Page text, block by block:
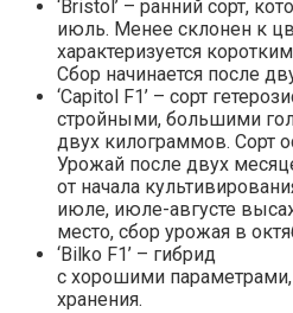
‘Bristol’ – ранний сорт,
июль. Менее склонен к
характеризуется
Сбор начинается после
‘Capitol F1’ – сорт
стройными, большими
двух килограммов. Сорт
Урожай после двух
от начала
июле, июле-августе
место, сбор урожая в
‘Bilko F1’ – гибрид
с хорошими параметрами,
хранения.